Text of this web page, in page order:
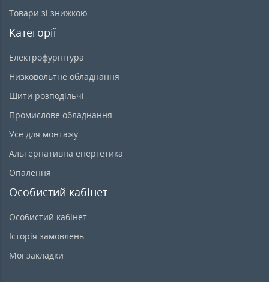
Товари зі знижкою
Категорії
Електрофурнітура
Низковольтне обладнання
Щити розподільчі
Промислове обладнання
Усе для монтажу
Альтернативна енергетика
Опалення
Особистий кабінет
Особистий кабінет
Історія замовлень
Мої закладки